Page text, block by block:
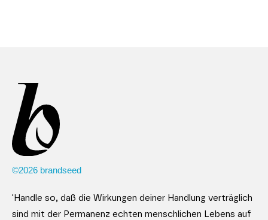
©2026 brandseed
'Handle so, daß die Wirkungen deiner Handlung verträglich
sind mit der Permanenz echten menschlichen Lebens auf